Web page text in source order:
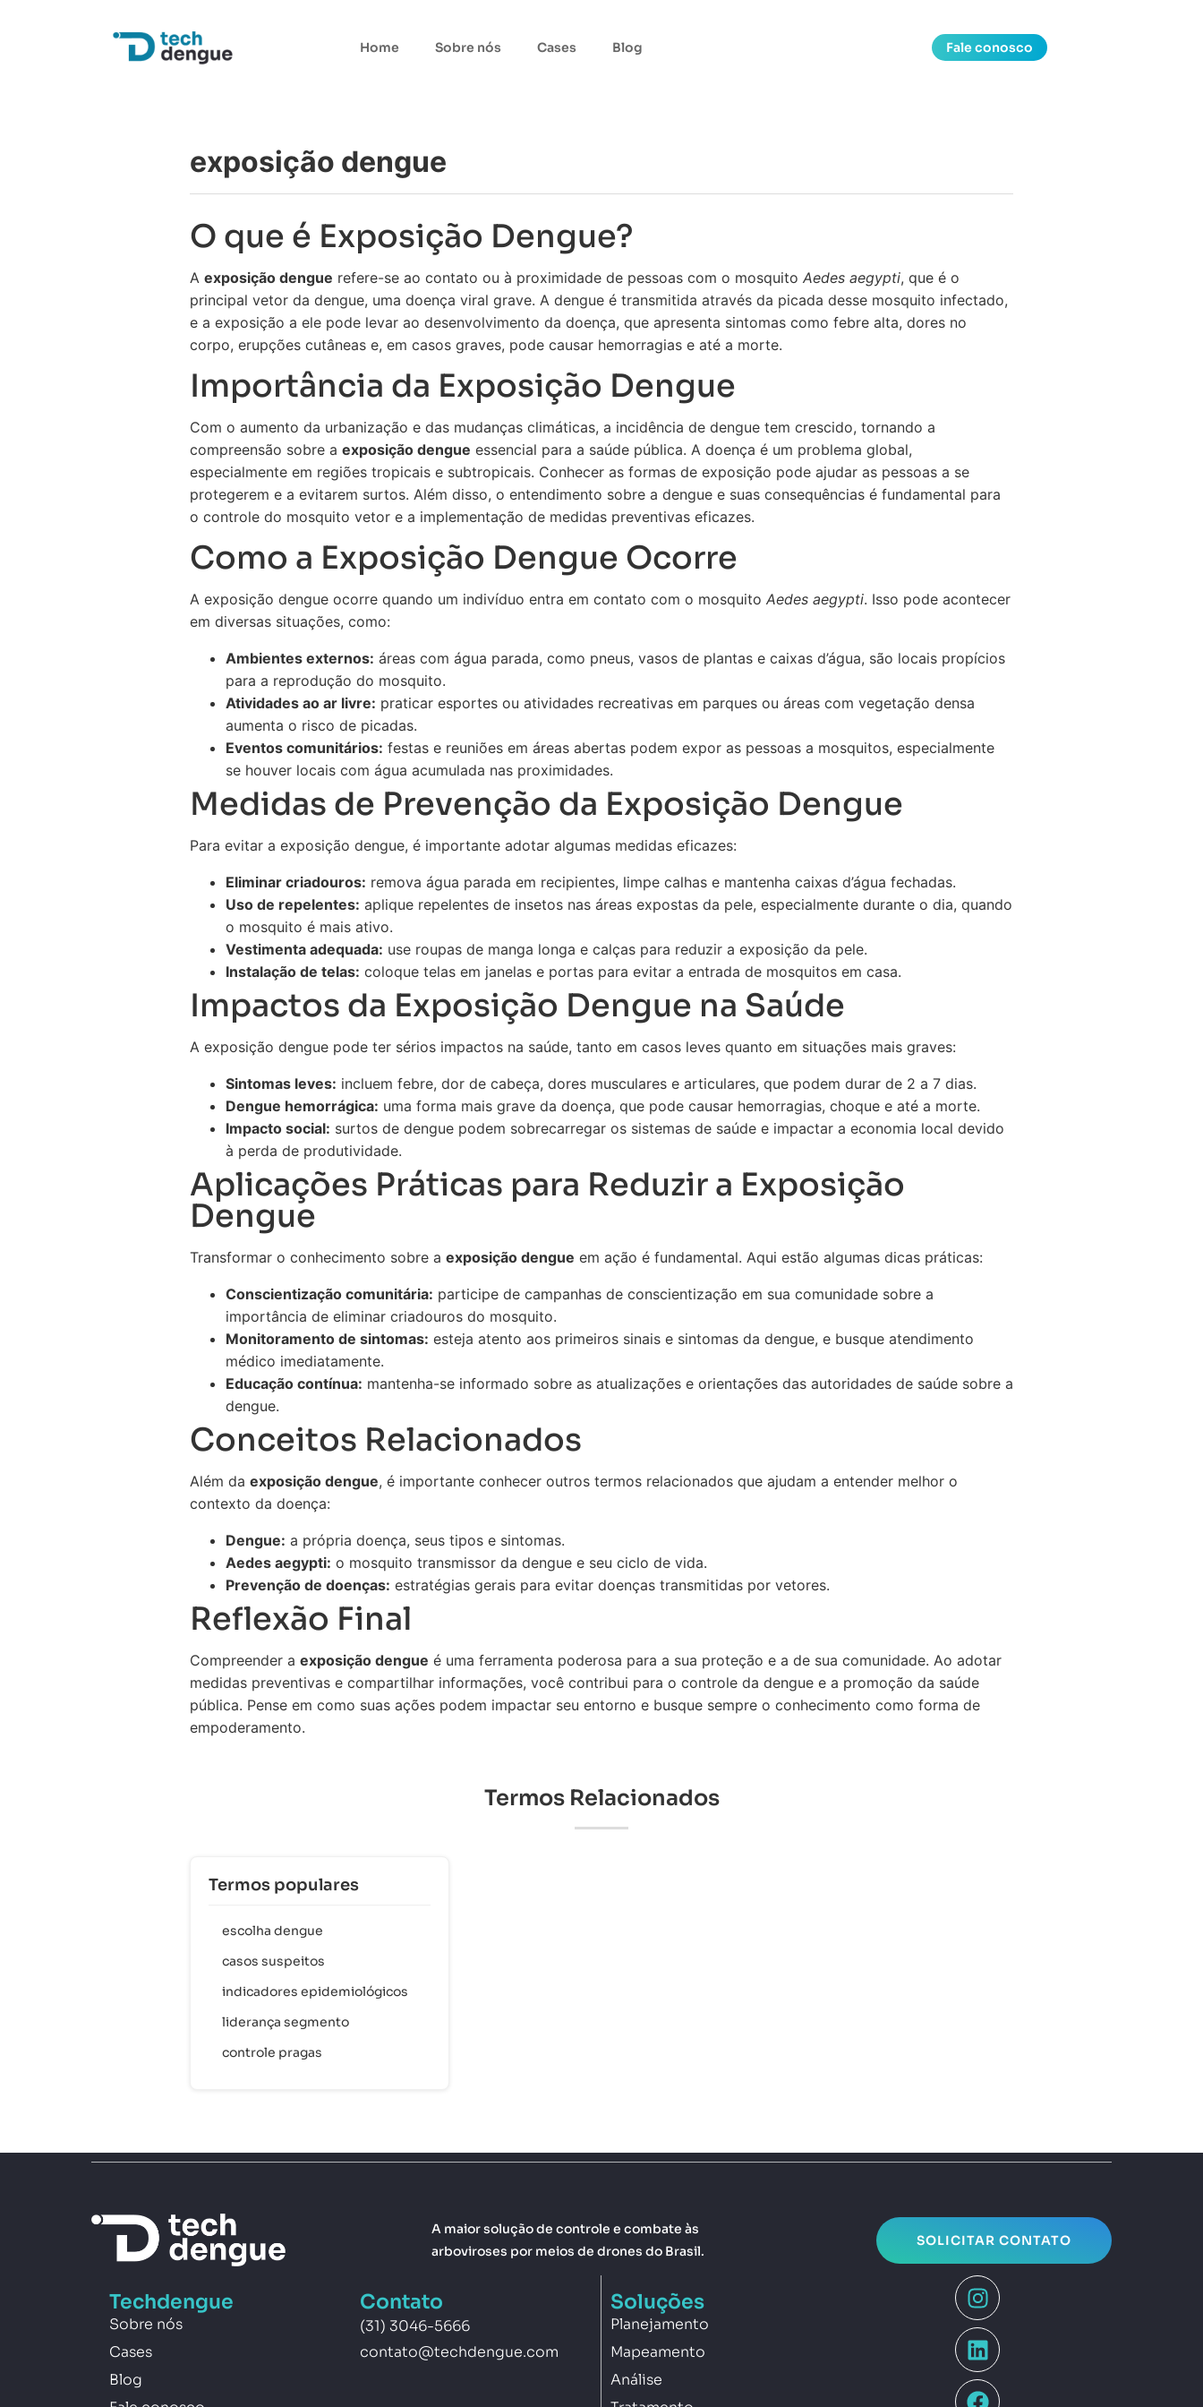
Home Sobre nós Cases Blog Fale conosco
exposição dengue
O que é Exposição Dengue?
A exposição dengue refere-se ao contato ou à proximidade de pessoas com o mosquito Aedes aegypti, que é o
principal vetor da dengue, uma doença viral grave. A dengue é transmitida através da picada desse mosquito infectado,
e a exposição a ele pode levar ao desenvolvimento da doença, que apresenta sintomas como febre alta, dores no
corpo, erupções cutâneas e, em casos graves, pode causar hemorragias e até a morte.
Importância da Exposição Dengue
Com o aumento da urbanização e das mudanças climáticas, a incidência de dengue tem crescido, tornando a
compreensão sobre a exposição dengue essencial para a saúde pública. A doença é um problema global,
especialmente em regiões tropicais e subtropicais. Conhecer as formas de exposição pode ajudar as pessoas a se
protegerem e a evitarem surtos. Além disso, o entendimento sobre a dengue e suas consequências é fundamental para
o controle do mosquito vetor e a implementação de medidas preventivas eficazes.
Como a Exposição Dengue Ocorre
A exposição dengue ocorre quando um indivíduo entra em contato com o mosquito Aedes aegypti. Isso pode acontecer
em diversas situações, como:
Ambientes externos: áreas com água parada, como pneus, vasos de plantas e caixas d’água, são locais propícios
para a reprodução do mosquito.
Atividades ao ar livre: praticar esportes ou atividades recreativas em parques ou áreas com vegetação densa
aumenta o risco de picadas.
Eventos comunitários: festas e reuniões em áreas abertas podem expor as pessoas a mosquitos, especialmente
se houver locais com água acumulada nas proximidades.
Medidas de Prevenção da Exposição Dengue
Para evitar a exposição dengue, é importante adotar algumas medidas eficazes:
Eliminar criadouros: remova água parada em recipientes, limpe calhas e mantenha caixas d’água fechadas.
Uso de repelentes: aplique repelentes de insetos nas áreas expostas da pele, especialmente durante o dia, quando
o mosquito é mais ativo.
Vestimenta adequada: use roupas de manga longa e calças para reduzir a exposição da pele.
Instalação de telas: coloque telas em janelas e portas para evitar a entrada de mosquitos em casa.
Impactos da Exposição Dengue na Saúde
A exposição dengue pode ter sérios impactos na saúde, tanto em casos leves quanto em situações mais graves:
Sintomas leves: incluem febre, dor de cabeça, dores musculares e articulares, que podem durar de 2 a 7 dias.
Dengue hemorrágica: uma forma mais grave da doença, que pode causar hemorragias, choque e até a morte.
Impacto social: surtos de dengue podem sobrecarregar os sistemas de saúde e impactar a economia local devido
à perda de produtividade.
Aplicações Práticas para Reduzir a Exposição
Dengue
Transformar o conhecimento sobre a exposição dengue em ação é fundamental. Aqui estão algumas dicas práticas:
Conscientização comunitária: participe de campanhas de conscientização em sua comunidade sobre a
importância de eliminar criadouros do mosquito.
Monitoramento de sintomas: esteja atento aos primeiros sinais e sintomas da dengue, e busque atendimento
médico imediatamente.
Educação contínua: mantenha-se informado sobre as atualizações e orientações das autoridades de saúde sobre a
dengue.
Conceitos Relacionados
Além da exposição dengue, é importante conhecer outros termos relacionados que ajudam a entender melhor o
contexto da doença:
Dengue: a própria doença, seus tipos e sintomas.
Aedes aegypti: o mosquito transmissor da dengue e seu ciclo de vida.
Prevenção de doenças: estratégias gerais para evitar doenças transmitidas por vetores.
Reflexão Final
Compreender a exposição dengue é uma ferramenta poderosa para a sua proteção e a de sua comunidade. Ao adotar
medidas preventivas e compartilhar informações, você contribui para o controle da dengue e a promoção da saúde
pública. Pense em como suas ações podem impactar seu entorno e busque sempre o conhecimento como forma de
empoderamento.
Termos Relacionados
Termos populares
escolha dengue
casos suspeitos
indicadores epidemiológicos
liderança segmento
controle pragas
A maior solução de controle e combate às
arboviroses por meios de drones do Brasil.
SOLICITAR CONTATO
Techdengue
Sobre nós
Cases
Blog
Contato
(31) 3046-5666
contato@techdengue.com
Soluções
Planejamento
Mapeamento
Análise